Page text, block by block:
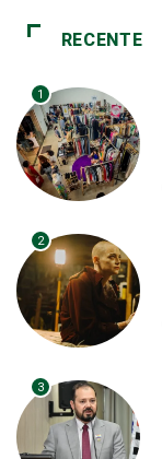
RECENTE
1
2
3